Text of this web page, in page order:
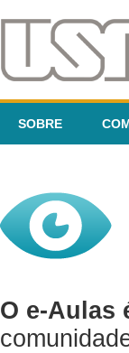
SOBRE
O e-Aulas